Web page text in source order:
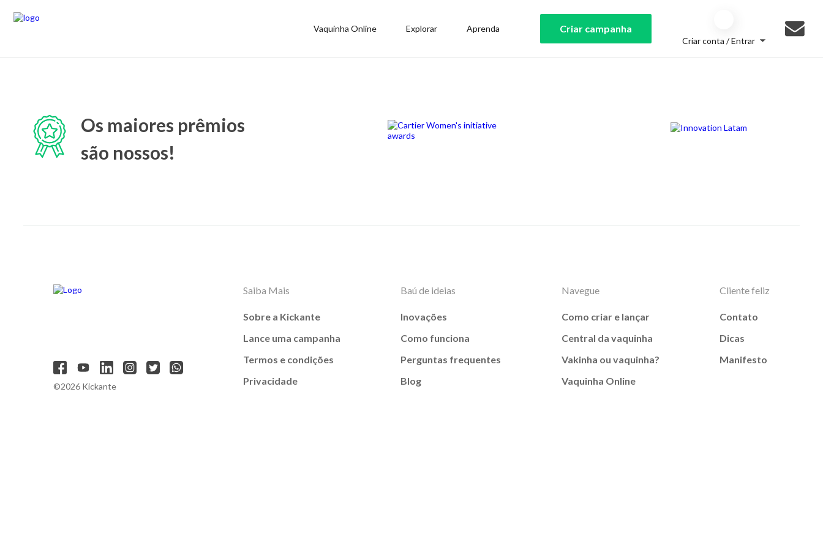
Vaquinha Online Explorar Aprenda Criar campanha
Criar conta / Entrar
Os maiores prêmios
são nossos!
©2026 Kickante
Saiba Mais
Sobre a Kickante
Lance uma campanha
Termos e condições
Privacidade
Baú de ideias
Inovações
Como funciona
Perguntas frequentes
Blog
Navegue
Como criar e lançar
Central da vaquinha
Vakinha ou vaquinha?
Vaquinha Online
Cliente feliz
Contato
Dicas
Manifesto